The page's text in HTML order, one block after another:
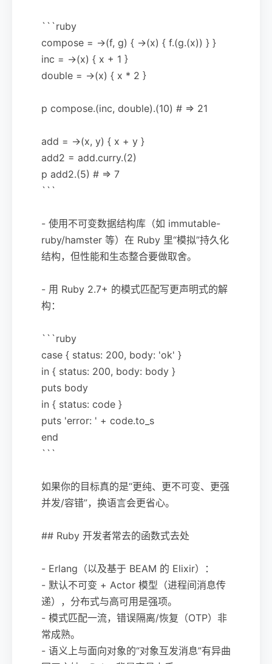
```ruby
compose = ->(f, g) { ->(x) { f.(g.(x)) } }
inc = ->(x) { x + 1 }
double = ->(x) { x * 2 }
p compose.(inc, double).(10) # => 21
add = ->(x, y) { x + y }
add2 = add.curry.(2)
p add2.(5) # => 7
```
- 使用不可变数据结构库（如 immutable-
ruby/hamster 等）在 Ruby 里“模拟”持久化
结构，但性能和生态整合要做取舍。
- 用 Ruby 2.7+ 的模式匹配写更声明式的解
构：
```ruby
case { status: 200, body: 'ok' }
in { status: 200, body: body }
puts body
in { status: code }
puts 'error: ' + code.to_s
end
```
如果你的目标真的是“更纯、更不可变、更强
并发/容错”，换语言会更省心。
## Ruby 开发者常去的函数式去处
- Erlang（以及基于 BEAM 的 Elixir）：
- 默认不可变 + Actor 模型（进程间消息传
递），分布式与高可用是强项。
- 模式匹配一流，错误隔离/恢复（OTP）非
常成熟。
- 语义上与面向对象的“对象互发消息”有异曲